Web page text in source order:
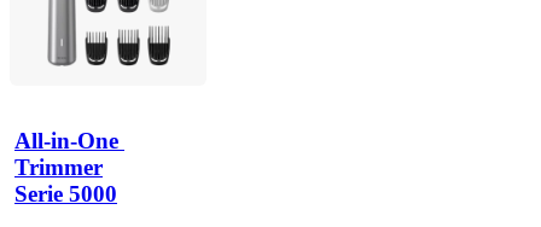
All-in-One
Trimmer
Serie 5000